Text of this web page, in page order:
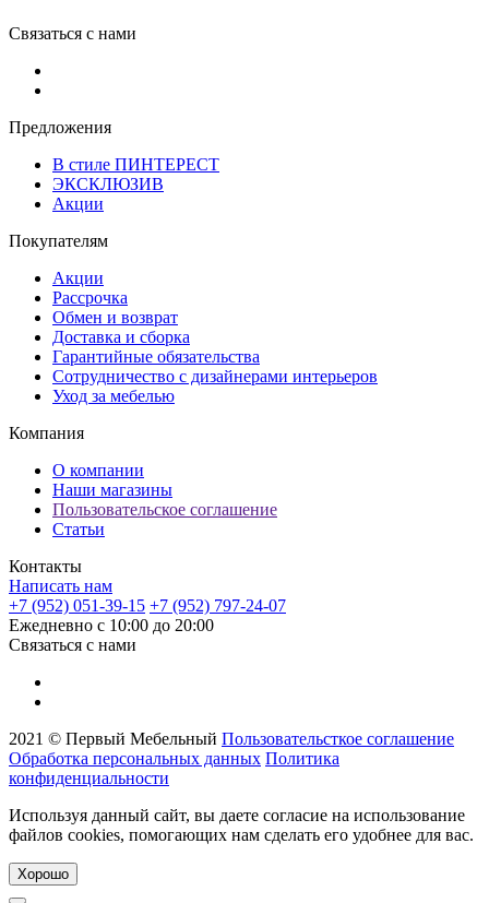
Связаться с нами
Предложения
В стиле ПИНТЕРЕСТ
ЭКСКЛЮЗИВ
Акции
Покупателям
Акции
Рассрочка
Обмен и возврат
Доставка и сборка
Гарантийные обязательства
Сотрудничество с дизайнерами интерьеров
Уход за мебелью
Компания
О компании
Наши магазины
Пользовательское соглашение
Статьи
Контакты
Написать нам
+7 (952) 051-39-15 +7 (952) 797-24-07
Ежедневно с 10:00 до 20:00
Связаться с нами
2021 © Первый Мебельный Пользовательсткое соглашение
Обработка персональных данных Политика
конфиденциальности
Используя данный сайт, вы даете согласие на использование
файлов cookies, помогающих нам сделать его удобнее для вас.
Хорошо